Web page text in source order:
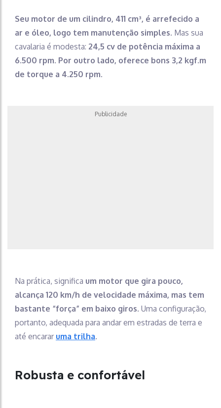
Seu motor de um cilindro, 411 cm³, é arrefecido a
ar e óleo, logo tem manutenção simples. Mas sua
cavalaria é modesta: 24,5 cv de potência máxima a
6.500 rpm. Por outro lado, oferece bons 3,2 kgf.m
de torque a 4.250 rpm.
Publicidade
Na prática, significa um motor que gira pouco,
alcança 120 km/h de velocidade máxima, mas tem
bastante “força” em baixo giros. Uma configuração,
portanto, adequada para andar em estradas de terra e
até encarar uma trilha.
Robusta e confortável